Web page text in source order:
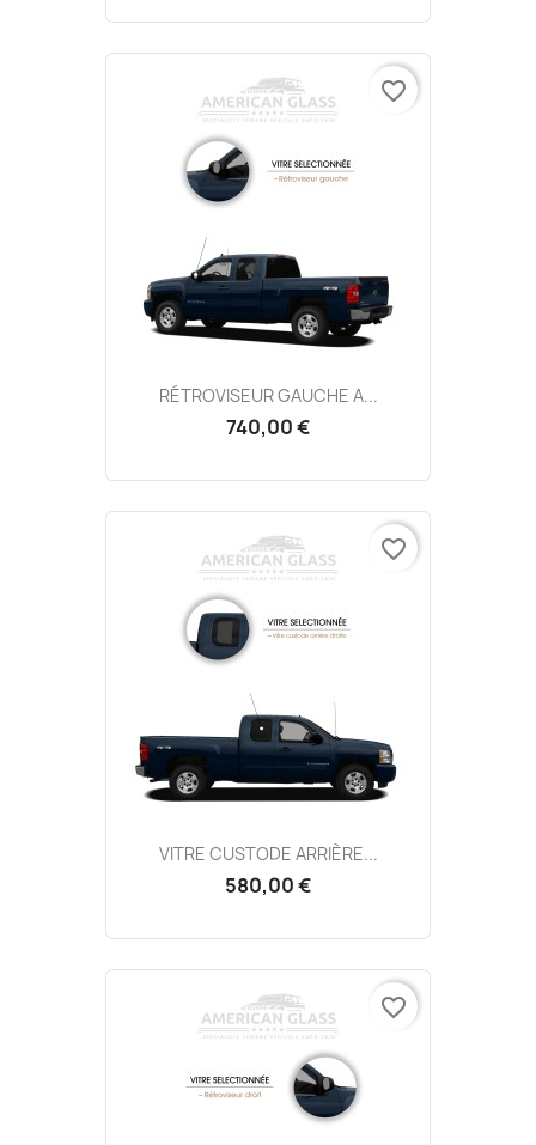
RÉTROVISEUR GAUCHE A...
740,00 €
favorite_border
VITRE CUSTODE ARRIÈRE...
580,00 €
favorite_border
favorite_border